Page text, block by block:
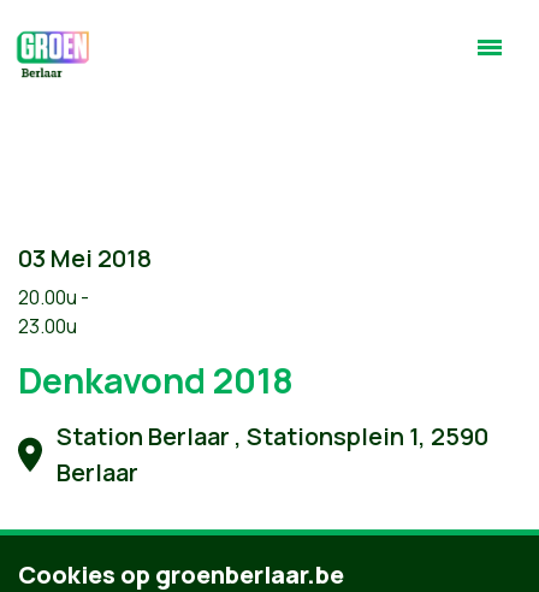
03 Mei 2018
20.00u -
23.00u
Denkavond 2018
Station Berlaar , Stationsplein 1, 2590
Berlaar
Cookies op groenberlaar.be